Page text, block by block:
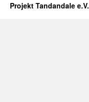
Projekt Tandandale e.V.